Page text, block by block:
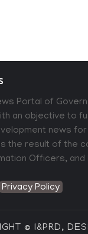
Portal of
an objective to
news
the result of the
Officers, and
Privacy Policy
© I&PRD,